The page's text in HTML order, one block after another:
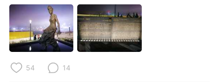
Indonesia Italiano
Türkçe Tiếng Việt
Português
54 14